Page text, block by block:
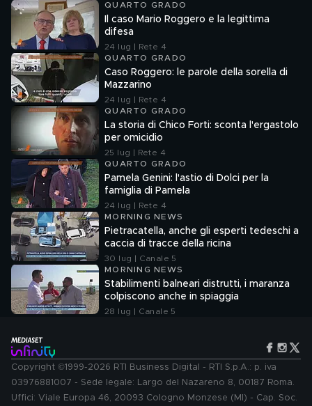
QUARTO GRADO
Il caso Mario Roggero e la legittima
difesa
24 lug | Rete 4
QUARTO GRADO
Caso Roggero: le parole della sorella di
Mazzarino
24 lug | Rete 4
QUARTO GRADO
La storia di Chico Forti: sconta l'ergastolo
per omicidio
25 lug | Rete 4
QUARTO GRADO
Pamela Genini: l'astio di Dolci per la
famiglia di Pamela
24 lug | Rete 4
MORNING NEWS
Pietracatella, anche gli esperti tedeschi a
caccia di tracce della ricina
30 lug | Canale 5
MORNING NEWS
Stabilimenti balneari distrutti, i maranza
colpiscono anche in spiaggia
28 lug | Canale 5
Copyright ©1999-2026 RTI Business Digital - RTI S.p.A.: p. iva
03976881007 - Sede legale: Largo del Nazareno 8, 00187 Roma.
Uffici: Viale Europa 46, 20093 Cologno Monzese (MI) - Cap. Soc.